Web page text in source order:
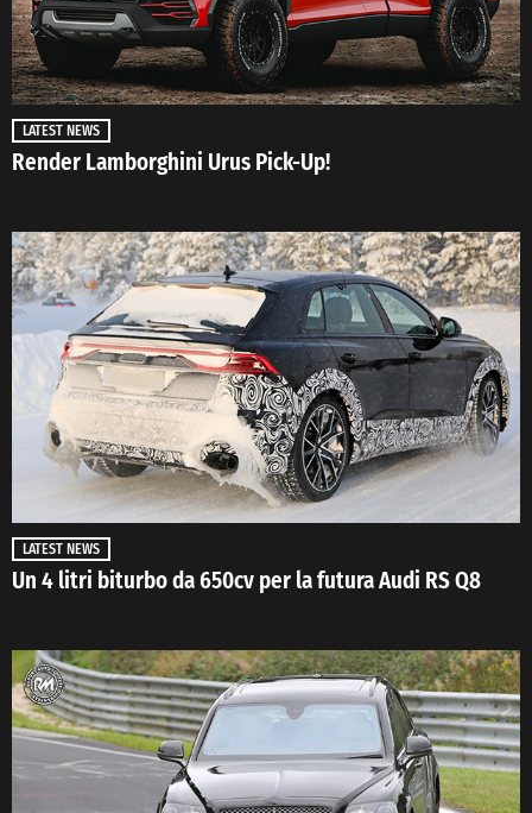
LATEST NEWS
Render Lamborghini Urus Pick-Up!
LATEST NEWS
Un 4 litri biturbo da 650cv per la futura Audi RS Q8